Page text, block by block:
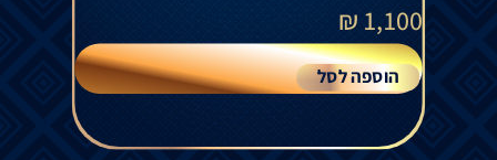
1,100
₪
הוספה לסל